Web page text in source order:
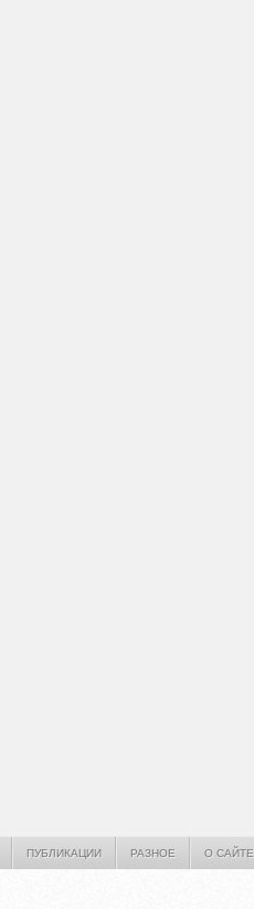
ПУБЛИКАЦИИ РАЗНОЕ О САЙТЕ